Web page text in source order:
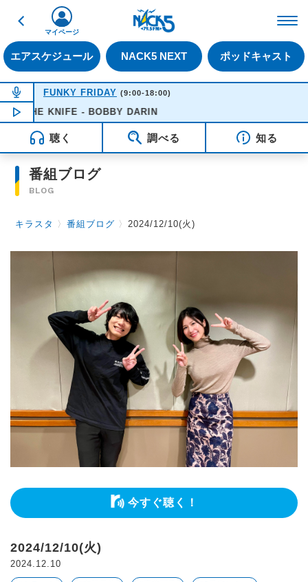
戻る
エアスケジュール NACK5 NEXT ポッドキャスト
マイページ
NOW ON AIR
FUNKY FRIDAY (9:00-18:00)
NOW PLAYING 16:51
KNIFE - BOBBY DARIN
聴く 調べる 知る
番組ブログ
BLOG
キラスタ 〉番組ブログ 〉2024/12/10(火)
今すぐ聴く！
2024/12/10(火)
2024.12.10